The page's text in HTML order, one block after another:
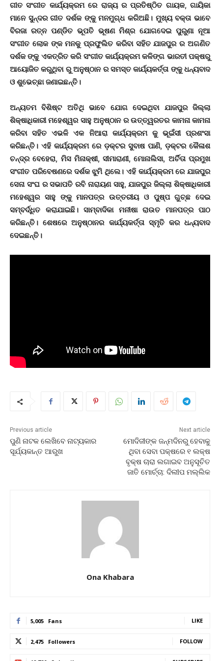
ଗୀତ ସଂଗୀତ କାର୍ଯ୍ୟକ୍ରମ ରେ ରାଜ୍ୟ ର ପ୍ରତିଷ୍ଠିତ ଗାୟକ, ଗାୟିକା
ମାନେ ସୁନ୍ଦର ଗୀତ ଦର୍ଶକ ଙ୍କୁ ମନମୁଗ୍ଧ କରିଅଛି। ମୁଖ୍ୟ ବକ୍ତା ଭାବେ
ବିରଜା ରତ୍ନ ପଣ୍ଡିତ ଭୂପତି ଭୂଷଣ ମିଶ୍ର ଯୋଗଦେଇ ପୁରୁଣା ନୂଆ
ସଂଗୀତ ଲୋକ ଙ୍କ ମନକୁ ପ୍ରଫୁଲିତ କରିବା ସହିତ ଯାଜପୁର ର ଅଗଣିତ
ଦର୍ଶକ ଙ୍କୁ ଏକତ୍ରିତ କରି ସଂଗୀତ କାର୍ଯ୍ୟକ୍ରମ କଳିଙ୍ଗ ଭାରତୀ ପକ୍ଷରୁ
ଆୟୋଜିତ କରୁଥିବା ରୁ ଅନୁଷ୍ଠାନ ର ସମସ୍ତ କାର୍ଯ୍ୟକର୍ତ୍ତା ଙ୍କୁ ଧନ୍ୟବାଦ
ଓ ଶୁଭେଚ୍ଛା ଜଣାଇଛନ୍ତି।
ଅନ୍ୟତମ ବିଶିଷ୍ଟ ଅତିଥି ଭାବେ ଯୋଗ ଦେଇଥିବା ଯାଜପୁର ଜିଲ୍ଲା
ଶିକ୍ଷାଧିକାରୀ ମହେଶ୍ୱର ସାହୁ ଅନୁଷ୍ଠାନ ର ଉତ୍ତ୍ୱରତର କାମନା କାମନା
କରିବା ସହିତ ଏଭଳି ଏକ ନିଆରା କାର୍ଯ୍ୟକ୍ରମ କୁ ଭୂଇଁସୀ ପ୍ରଶଂସା
କରିଛନ୍ତି। ଏହି କାର୍ଯ୍ୟକ୍ରମ ରେ ଡ଼କ୍ଟର ସୁବାଷ ପାଣି, ଡ଼କ୍ଟର କୈଳାଶ
ଚନ୍ଦ୍ର ବେହେରା, ମିସ ମିନାକ୍ଷୀ, ସୀମାରାଣୀ, ମୋନାଲିସା, ଅର୍ଚିତା ପ୍ରମୁଖ
ସଂଗୀତ ପରିବେଷଣରେ ଦର୍ଶକ ଝୁମି ଥିଲେ। ଏହି କାର୍ଯ୍ୟକ୍ରମ ରେ ଯାଜପୁର
ସେନା ସଂଘ ର ସଭାପତି ରବି ନାରାୟଣ ସାହୁ, ଯାଜପୁର ଜିଲ୍ଲା ଶିକ୍ଷାଧିକାରୀ
ମହେଶ୍ୱର ସାହୁ ଙ୍କୁ ମାନପତ୍ର ଉତ୍ତରୀୟ ଓ ପୁଷ୍ପ ଗୁଚ୍ଛ ଦେଇ
ସମ୍ବର୍ଦ୍ଧିତ କରାଯାଇଛି। ସାମ୍ବାଦିକା ମନୀଷା ରାଉତ ମାନପତ୍ର ପାଠ
କରିଛନ୍ତି। ଶେଷରେ ଅନୁଷ୍ଠାନର କାର୍ଯ୍ୟକର୍ତ୍ତା ସ୍ମୃତି କର ଧନ୍ୟବାଦ
ଦେଇଛନ୍ତି।
Previous article
ପୁଣି ନାଟକ ଲେଖିବେ ନାଟ୍ୟକାର
ସୂର୍ଯ୍ୟକାନ୍ତ ଆରୁଖ
Next article
ମୋଦିଜୀଙ୍କ ଜନ୍ମଦିନରୁ ହେବାକୁ
ଥିବା ସେବା ପକ୍ଷରେ ୧ ଲକ୍ଷ
ବୃକ୍ଷ ଚାରା ଲଗାଇବ ଅନୁସୂଚିତ
ଜାତି ମୋର୍ଚ୍ଚା: ଦିଲୀପ ମଲ୍ଲିକ
Ona Khabara
5,005 Fans LIKE
2,475 Followers FOLLOW